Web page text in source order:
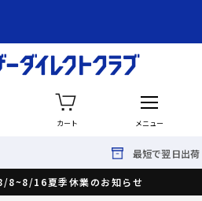
カート メニュー
最短で翌日出荷！
8~8/16夏季休業のお知らせ